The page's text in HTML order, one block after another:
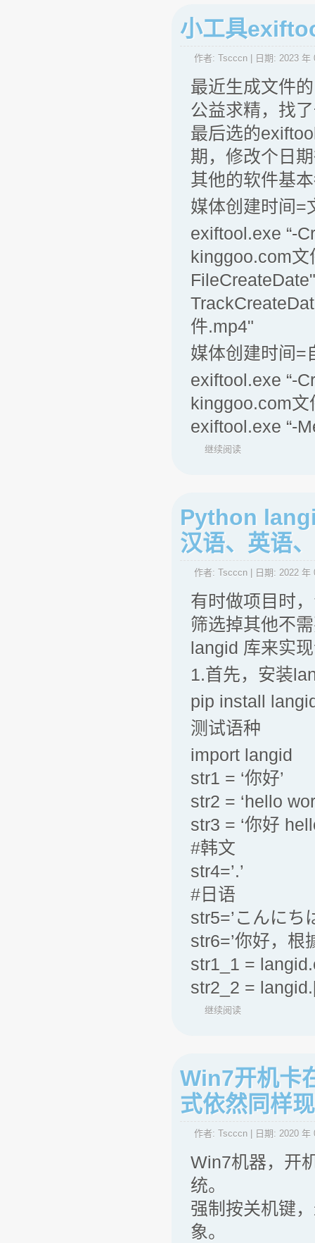
小工具
作者: Tscccn | 日期: 2023 年
最近生成文件
公益求精，找
最后选的
期，修改个日
其他的软件基
媒体创建时间=
exiftool.exe “-
kinggoo.com
件.mp4"
媒体创建时间=
exiftool.exe “-
kinggoo.com文
exiftool.exe “-
继续阅读
Python
汉语、英语
作者: Tscccn | 日期: 2022 年
有时做项目时
筛选掉其他不
langid 库来实
1.首先，安装
pip install
测试语种
import langid
str1 = ‘你好’
str2 = ‘hello
str3 = ‘你好
#韩文
str4=’.’
#日语
str5=’こんにち
str6=’你好，根
str1_1 =
str2_2 =
继续阅读
Win7开机卡
式依然同样
作者: Tscccn | 日期: 2020 年
Win7机器，开
统。
强制按关机键
象。